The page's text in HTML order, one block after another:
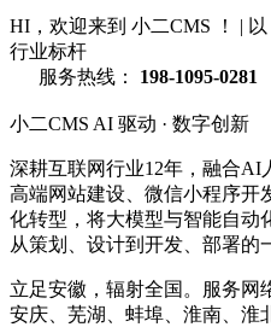
HI，欢迎来到 小二CMS ！ |
行业标杆
服务热线：
198-1095-0281
小二CMS AI 驱动 · 数字创新
深耕互联网行业12年，融合AI
高端网站建设、微信小程序开
化转型，将大模型与智能自动
从策划、设计到开发、部署的
立足安徽，辐射全国。服务
安庆、芜湖、蚌埠、淮南、淮